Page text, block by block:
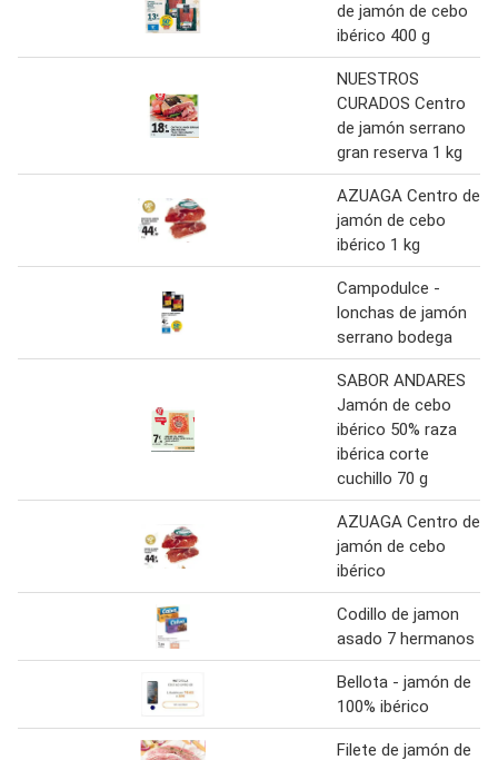
de jamón de cebo
ibérico 400 g
NUESTROS
CURADOS Centro
de jamón serrano
gran reserva 1 kg
AZUAGA Centro de
jamón de cebo
ibérico 1 kg
Campodulce -
lonchas de jamón
serrano bodega
SABOR ANDARES
Jamón de cebo
ibérico 50% raza
ibérica corte
cuchillo 70 g
AZUAGA Centro de
jamón de cebo
ibérico
Codillo de jamon
asado 7 hermanos
Bellota - jamón de
100% ibérico
Filete de jamón de